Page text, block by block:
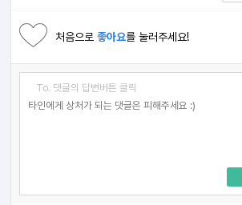
처음으로좋아요를 눌러주세요!
To. 댓글의 답변버튼 클릭